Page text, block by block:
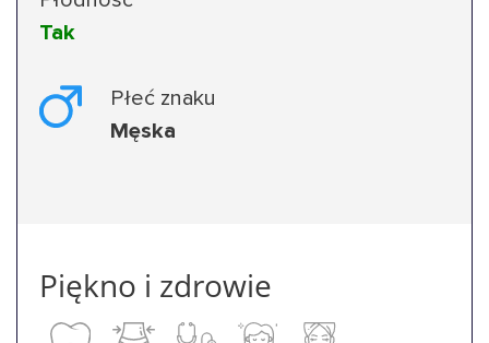
Tak
Płeć znaku
Męska
Piękno i zdrowie